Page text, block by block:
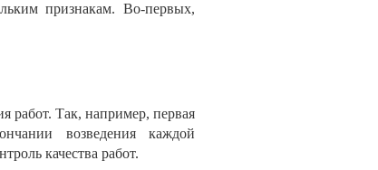
признакам. Во-первых,
работ. Так, например, первая
возведения каждой
качества работ.